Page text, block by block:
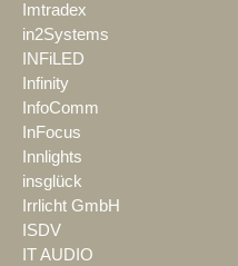
Imtradex
in2Systems
INFiLED
Infinity
InfoComm
InFocus
Innlights
insglück
Irrlicht GmbH
ISDV
IT AUDIO